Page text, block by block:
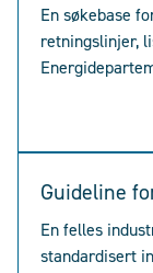
En søkebase
retningslinjer,
Guideline
En felles
standardisert